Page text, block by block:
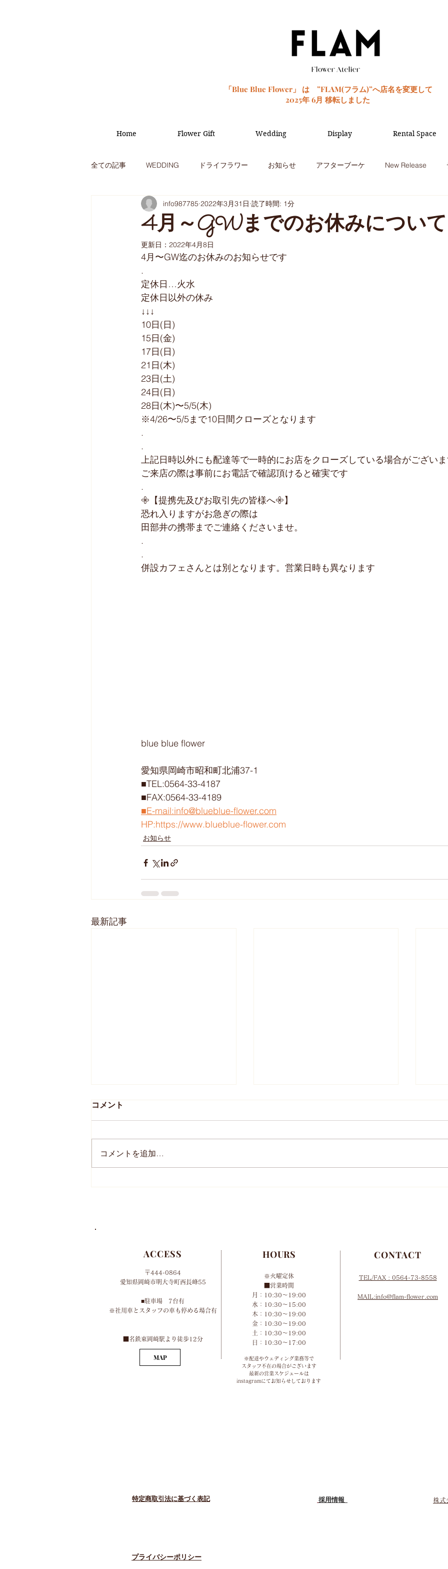
「Blue Blue Flower」 は ”FLAM(フラム)”へ店名を変更して
2025年 6月 移転しました
Home Flower Gift Wedding Display Rental Space
全ての記事 WEDDING ドライフラワー お知らせ アフターブーケ New Release
オープニング イベント 季節のお花 観葉植物
4月～GWまでのお休みについて
info987785 2022年3月31日 読了時間: 1分
更新日： 2022年4月8日
4月〜GW迄のお休みのお知らせです
.
︎定休日…火水
︎定休日以外の休み
↓↓↓
10日(日)
15日(金)
17日(日)
21日(木)
23日(土)
24日(日)
28日(木)〜5/5(木)
※4/26〜5/5まで10日間クローズとなります
.
.
上記日時以外にも配達等で一時的にお店をクローズしている場合がござい
ご来店の際は事前にお電話で確認頂けると確実です
.
𖧷【提携先及びお取引先の皆様へ𖧷】
恐れ入りますがお急ぎの際は
田部井の携帯までご連絡くださいませ。
.
.
併設カフェさんとは別となります。営業日時も異なります
blue blue flower
愛知県岡崎市昭和町北浦37-1
■TEL:0564-33-4187
■FAX:0564-33-4189
■E-mail:info@blueblue-flower.com
HP:https://www.blueblue-flower.com
お知らせ
最新記事
年末年始営業お知らせ
コメント
コメントを追加…
ACCESS
〒444-0864
​愛知県岡崎市明大寺町西長峰55
■​駐車場 7台有
​※社用車とスタッフの車も停める場合有
​■名鉄東岡崎駅より徒歩12分
MAP
HOURS
※火曜定休
■営業時間
月：10:30～19:00
水：10:30～15:00
木：10:30～19:00
金：10:30～19:00
土：10:30～19:00
​日：10:30～17:00
※配達やウェディング業務等で
スタッフ不在の場合がございます
最新の営業スケジュールは
instagramにてお知らせしております
CONTACT
TEL/FAX: 0564-73-8558
MAIL:info@flam-flower.com
​特定商取引法に基づく表記 採用情報 株
​プライバシーポリシー